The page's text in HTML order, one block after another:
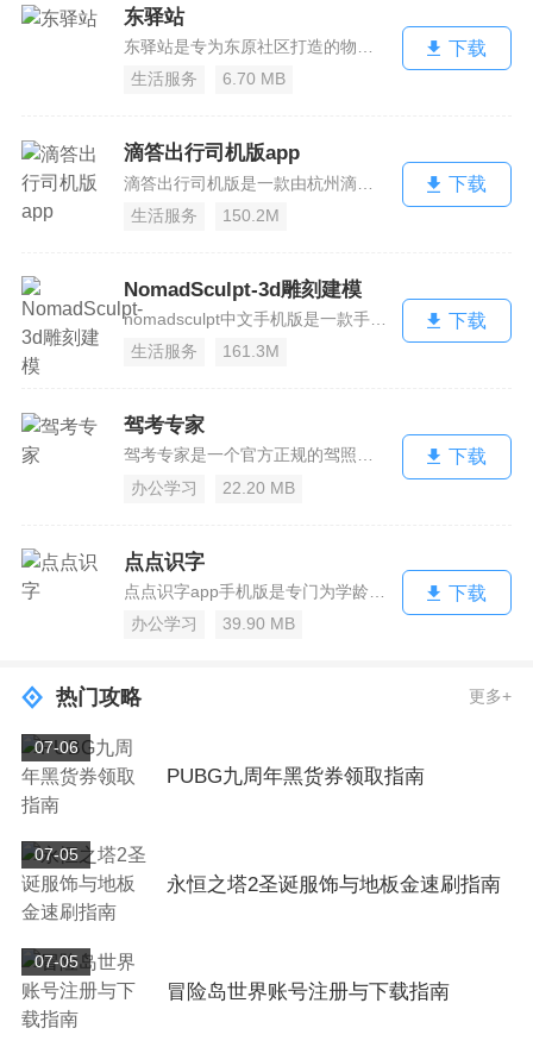
东驿站
生活服务
6.70 MB
下载
滴答出行司机版app
生活服务
150.2M
下载
NomadSculpt-3d雕刻建模
nomadsculpt中文手机版是一款手机设计建模软件，用于能够在这里进行模型设计，拥有非常多的工具可以使用，各种形象的角色或者物品都能够在这里创建出来，有需要的用户快来使用吧！nomadsculpt3d雕刻建模介绍可以在收集上建模，画画，拥有多种画笔可以选择，还能上传图片，超少内存强大功能，绘画功...
生活服务
161.3M
下载
驾考专家
驾考专家是一个官方正规的驾照考试学习平台,包含了科目一到科目四的所有详细教程与和视频,精心讲解考试过程中的所有要领干货,同时搭配精选题库,快来试试!驾考专家官网简介驾考专家,带您一步步分析驾考考试题型,每道题目与您进行详细解说.并且实时同步新版机动车考试题库,全面解读《机动车驾驶教学与考试大纲》,轻...
办公学习
22.20 MB
下载
点点识字
办公学习
39.90 MB
下载
热门攻略 更多+
07-06
PUBG九周年黑货券领取指南
07-05
永恒之塔2圣诞服饰与地板金速刷指南
07-05
冒险岛世界账号注册与下载指南